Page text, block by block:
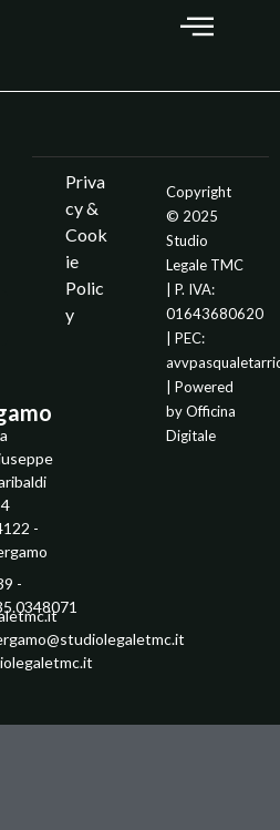
-
-
Priva
cy &
Cook
ie
Polic
y
Copyright
© 2025
Studio
Legale TMC
| P. IVA:
01643680620
| PEC:
| Powered
byOfficina
Digitale